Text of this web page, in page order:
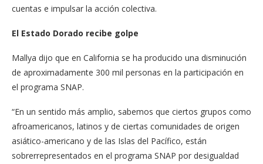
cuentas e impulsar la acción colectiva.
El Estado Dorado recibe golpe
Mallya dijo que en California se ha producido una disminución
de aproximadamente 300 mil personas en la participación en
el programa SNAP.
“En un sentido más amplio, sabemos que ciertos grupos como
afroamericanos, latinos y de ciertas comunidades de origen
asiático-americano y de las Islas del Pacífico, están
sobrerrepresentados en el programa SNAP por desigualdad